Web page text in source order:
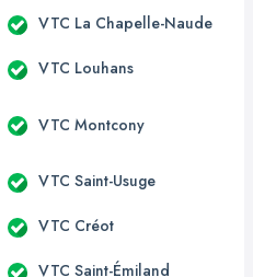
VTC La Chapelle-Naude
VTC Louhans
VTC Montcony
VTC Saint-Usuge
VTC Créot
VTC Saint-Émiland